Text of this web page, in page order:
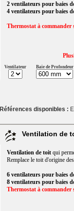
2 ventilateurs pour baies
4 ventilateurs pour baies
Thermostat à commander
Ventilateur Baie de Profondeur
Références disponibles :
Ventilation de
Ventilation de toitqui
Remplace le toit d'origine des
6 ventilateurs pour baies
8 ventilateurs pour baies
Thermostat à commander